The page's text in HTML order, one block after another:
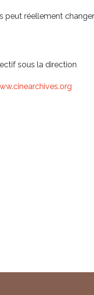
peut réellement
sous la direction